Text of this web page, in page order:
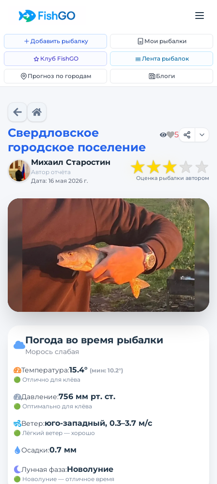
Добавить рыбалку Мои рыбалки
Клуб FishGO Лента рыбалок
Прогноз по городам Блоги
Свердловское
городское поселение
5
Михаил Старостин
Автор отчёта
Дата: 16 мая 2026 г.
★★★★★
Оценка рыбалки автором
Погода во время рыбалки
Морось слабая
Температура:15.4° (мин: 10.2°)
🟢 Отлично для клёва
Давление:756 мм рт. ст.
🟢 Оптимально для клёва
Ветер:юго-западный, 0.3–3.7 м/с
🟢 Лёгкий ветер — хорошо
Осадки:0.7 мм
Лунная фаза:Новолуние
🟢 Новолуние — отличное время